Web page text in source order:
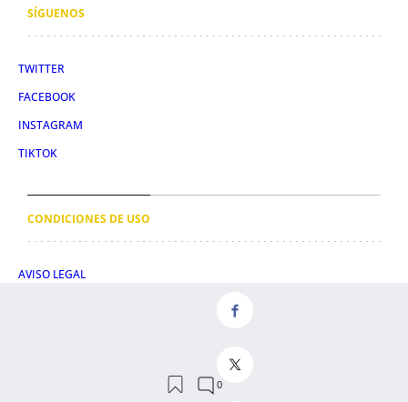
SÍGUENOS
TWITTER
FACEBOOK
INSTAGRAM
TIKTOK
CONDICIONES DE USO
AVISO LEGAL